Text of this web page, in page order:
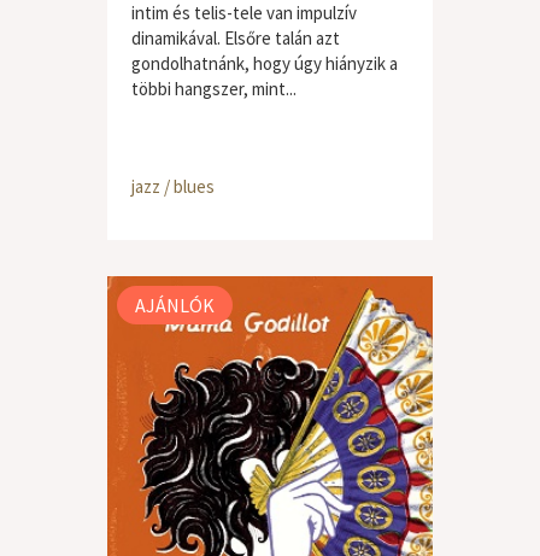
intim és telis-tele van impulzív
dinamikával. Elsőre talán azt
gondolhatnánk, hogy úgy hiányzik a
többi hangszer, mint...
jazz / blues
AJÁNLÓK